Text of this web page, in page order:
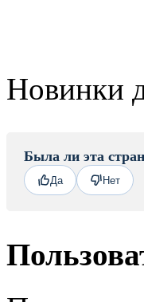
Новинки
Была ли эта
Да Нет